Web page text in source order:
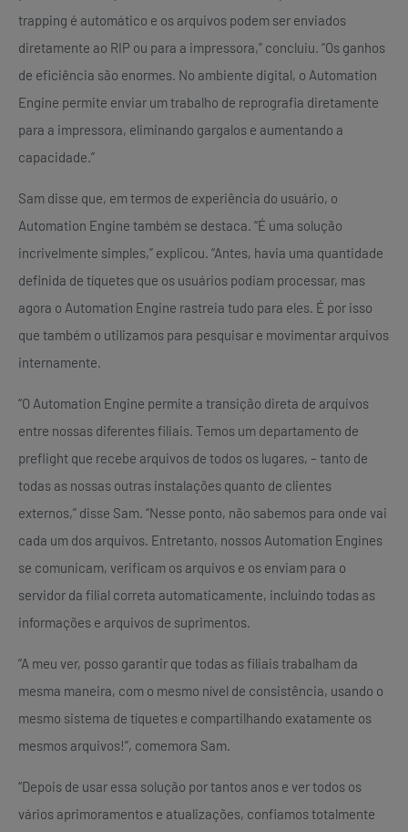
trapping é automático e os arquivos podem ser enviados
diretamente ao RIP ou para a impressora,” concluiu. “Os ganhos
de eficiência são enormes. No ambiente digital, o Automation
Engine permite enviar um trabalho de reprografia diretamente
para a impressora, eliminando gargalos e aumentando a
capacidade.”
Sam disse que, em termos de experiência do usuário, o
Automation Engine também se destaca. “É uma solução
incrivelmente simples,” explicou. “Antes, havia uma quantidade
definida de tíquetes que os usuários podiam processar, mas
agora o Automation Engine rastreia tudo para eles. É por isso
que também o utilizamos para pesquisar e movimentar arquivos
internamente.
“O Automation Engine permite a transição direta de arquivos
entre nossas diferentes filiais. Temos um departamento de
preflight que recebe arquivos de todos os lugares, – tanto de
todas as nossas outras instalações quanto de clientes
externos,” disse Sam. “Nesse ponto, não sabemos para onde vai
cada um dos arquivos. Entretanto, nossos Automation Engines
se comunicam, verificam os arquivos e os enviam para o
servidor da filial correta automaticamente, incluindo todas as
informações e arquivos de suprimentos.
“A meu ver, posso garantir que todas as filiais trabalham da
mesma maneira, com o mesmo nível de consistência, usando o
mesmo sistema de tíquetes e compartilhando exatamente os
mesmos arquivos!”, comemora Sam.
“Depois de usar essa solução por tantos anos e ver todos os
vários aprimoramentos e atualizações, confiamos totalmente